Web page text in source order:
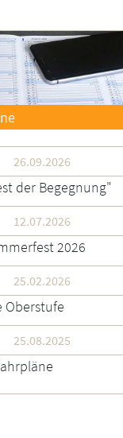
26.09.2026
der Begegnung"
12.07.2026
2026
25.02.2026
Oberstufe
25.08.2025